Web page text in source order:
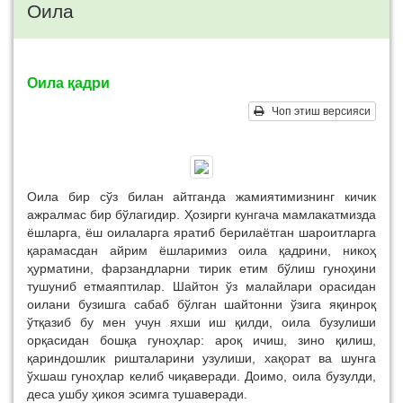
Оила
Оила қадри
Чоп этиш версияси
Оила бир сўз билан айтганда жамиятимизнинг кичик
ажралмас бир бўлагидир. Ҳозирги кунгача мамлакатмизда
ёшларга, ёш оилаларга яратиб берилаётган шароитларга
қарамасдан айрим ёшларимиз оила қадрини, никоҳ
ҳурматини, фарзандларни тирик етим бўлиш гуноҳини
тушуниб етмаяптилар. Шайтон ўз малайлари орасидан
оилани бузишга сабаб бўлган шайтонни ўзига яқинроқ
ўтқазиб бу мен учун яхши иш қилди, оила бузулиши
орқасидан бошқа гуноҳлар: ароқ ичиш, зино қилиш,
қариндошлик ришталарини узулиши, хақорат ва шунга
ўхшаш гуноҳлар келиб чиқаверади. Доимо, оила бузулди,
деса ушбу ҳикоя эсимга тушаверади.